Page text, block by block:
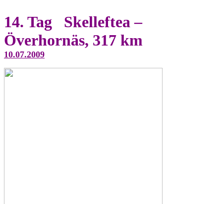
14. Tag Skelleftea –
Överhornäs, 317 km
10.07.2009